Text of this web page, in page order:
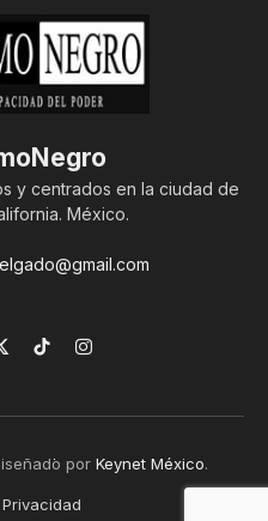
y centrados en la ciudad de
México.
TikTokInstagram
por Keynet México.